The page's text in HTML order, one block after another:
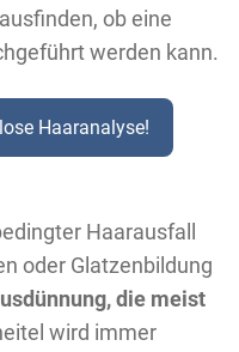
ob eine
werden kann.
Haaranalyse!
Haarausfall
oder Glatzenbildung
die meist
wird immer